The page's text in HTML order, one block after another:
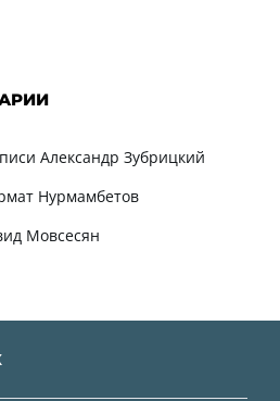
Александр Зубрицкий
Нурмамбетов
Мовсесян